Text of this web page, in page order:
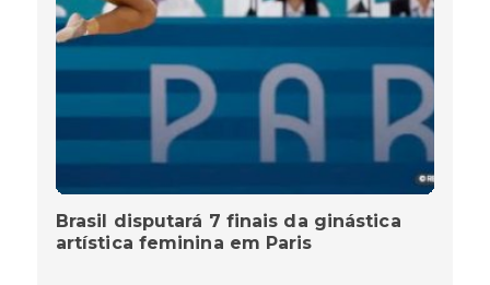
Brasil disputará 7 finais da ginástica
artística feminina em Paris